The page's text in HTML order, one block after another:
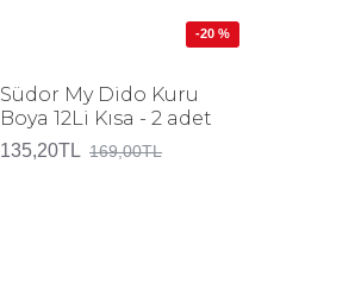
-20 %
Südor My Dido Kuru
Boya 12Li Kısa - 2 adet
135,20TL 169,00TL